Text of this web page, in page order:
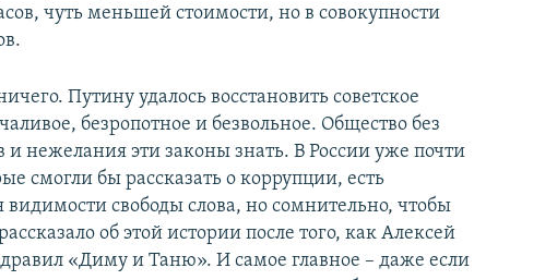
чуть меньшей стоимости, но в совокупности
Путину удалось восстановить советское
безропотное и безвольное. Общество без
и нежелания эти законы знать. В России уже почти
смогли бы рассказать о коррупции, есть
видимости свободы слова, но сомнительно, чтобы
об этой истории после того, как Алексей
«Диму и Таню». И самое главное – даже если